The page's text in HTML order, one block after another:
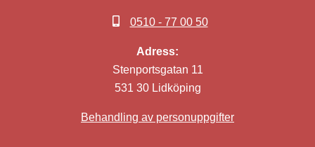
0510 - 77 00 50
Adress:
Stenportsgatan 11
531 30 Lidköping
Behandling av personuppgifter